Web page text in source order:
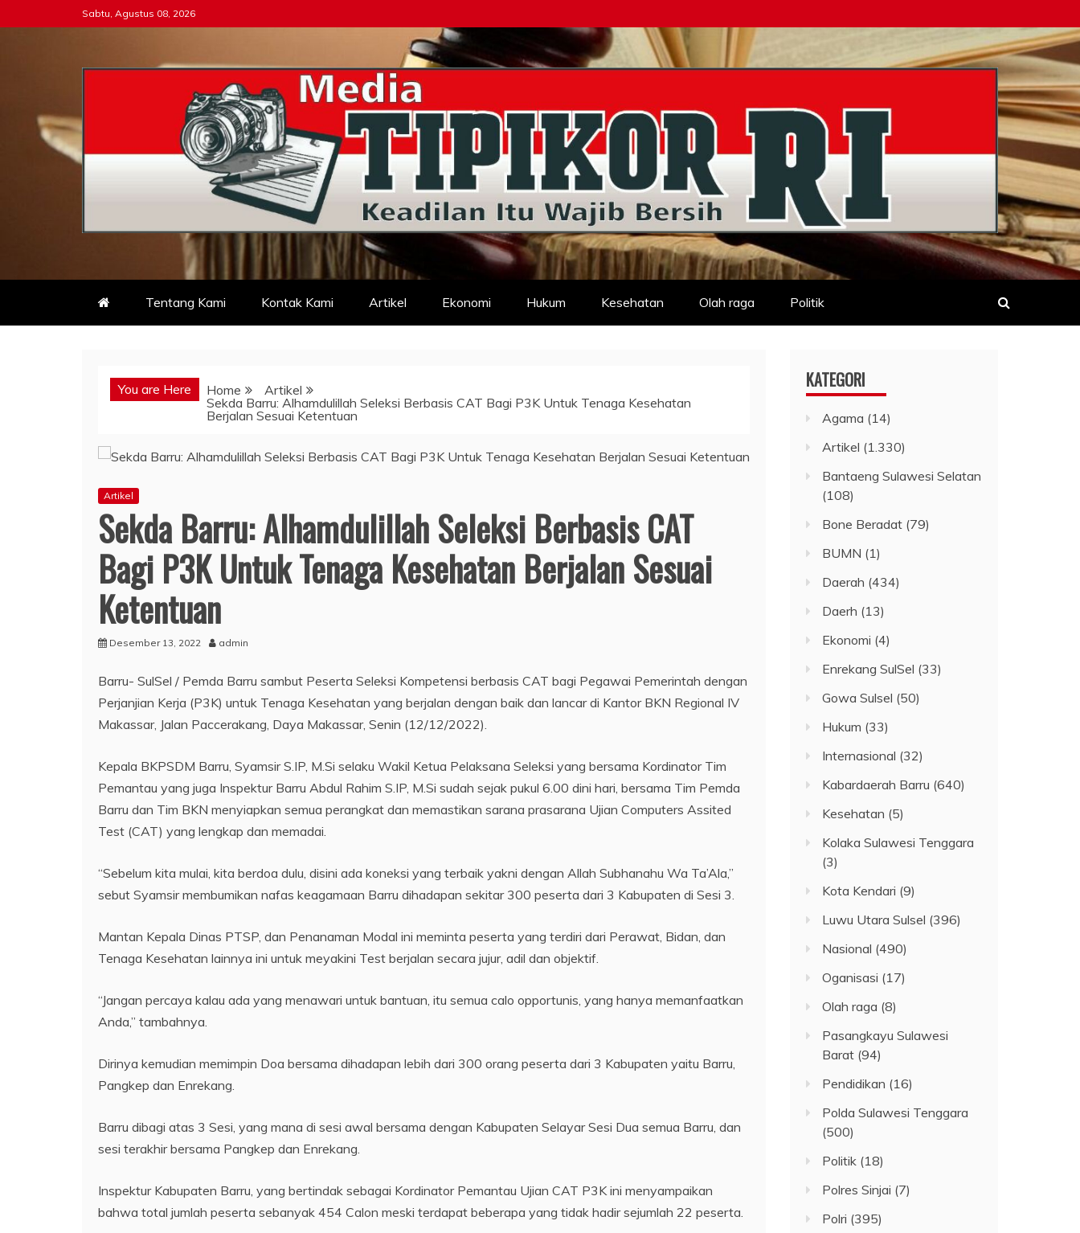
to
Sabtu, Agustus 08, 2026
Tipikor-ri-online.my.id
Keadilan Itu Wajib Bersih
Tentang Kami Kontak Kami Artikel Ekonomi Hukum Kesehatan Olah raga Politik
You are Here Home
Artikel
Sekda Barru: Alhamdulillah Seleksi Berbasis CAT Bagi P3K Untuk Tenaga Kesehatan
Berjalan Sesuai Ketentuan
Artikel
Sekda Barru: Alhamdulillah Seleksi Berbasis CAT
Bagi P3K Untuk Tenaga Kesehatan Berjalan Sesuai
Ketentuan
Desember 13, 2022 admin
Barru- SulSel / Pemda Barru sambut Peserta Seleksi Kompetensi berbasis CAT bagi Pegawai Pemerintah dengan
Perjanjian Kerja (P3K) untuk Tenaga Kesehatan yang berjalan dengan baik dan lancar di Kantor BKN Regional IV
Makassar, Jalan Paccerakang, Daya Makassar, Senin (12/12/2022).
Kepala BKPSDM Barru, Syamsir S.IP, M.Si selaku Wakil Ketua Pelaksana Seleksi yang bersama Kordinator Tim
Pemantau yang juga Inspektur Barru Abdul Rahim S.IP, M.Si sudah sejak pukul 6.00 dini hari, bersama Tim Pemda
Barru dan Tim BKN menyiapkan semua perangkat dan memastikan sarana prasarana Ujian Computers Assited
Test (CAT) yang lengkap dan memadai.
“Sebelum kita mulai, kita berdoa dulu, disini ada koneksi yang terbaik yakni dengan Allah Subhanahu Wa Ta’Ala,”
sebut Syamsir membumikan nafas keagamaan Barru dihadapan sekitar 300 peserta dari 3 Kabupaten di Sesi 3.
Mantan Kepala Dinas PTSP, dan Penanaman Modal ini meminta peserta yang terdiri dari Perawat, Bidan, dan
Tenaga Kesehatan lainnya ini untuk meyakini Test berjalan secara jujur, adil dan objektif.
“Jangan percaya kalau ada yang menawari untuk bantuan, itu semua calo opportunis, yang hanya memanfaatkan
Anda,” tambahnya.
Dirinya kemudian memimpin Doa bersama dihadapan lebih dari 300 orang peserta dari 3 Kabupaten yaitu Barru,
Pangkep dan Enrekang.
Barru dibagi atas 3 Sesi, yang mana di sesi awal bersama dengan Kabupaten Selayar Sesi Dua semua Barru, dan
sesi terakhir bersama Pangkep dan Enrekang.
Inspektur Kabupaten Barru, yang bertindak sebagai Kordinator Pemantau Ujian CAT P3K ini menyampaikan
bahwa total jumlah peserta sebanyak 454 Calon meski terdapat beberapa yang tidak hadir sejumlah 22 peserta.
KATEGORI
Agama (14)
Artikel (1.330)
Bantaeng Sulawesi Selatan
(108)
Bone Beradat (79)
BUMN (1)
Daerah (434)
Daerh (13)
Ekonomi (4)
Enrekang SulSel (33)
Gowa Sulsel (50)
Hukum (33)
Internasional (32)
Kabardaerah Barru (640)
Kesehatan (5)
Kolaka Sulawesi Tenggara
(3)
Kota Kendari (9)
Luwu Utara Sulsel (396)
Nasional (490)
Oganisasi (17)
Olah raga (8)
Pasangkayu Sulawesi
Barat (94)
Pendidikan (16)
Polda Sulawesi Tenggara
(500)
Politik (18)
Polres Sinjai (7)
Polri (395)